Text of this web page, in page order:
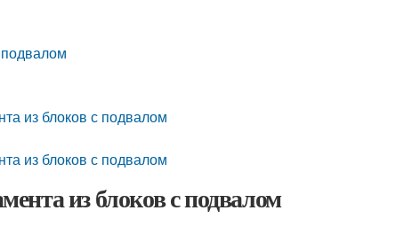
из блоков с подвалом
из блоков с подвалом
из блоков с подвалом